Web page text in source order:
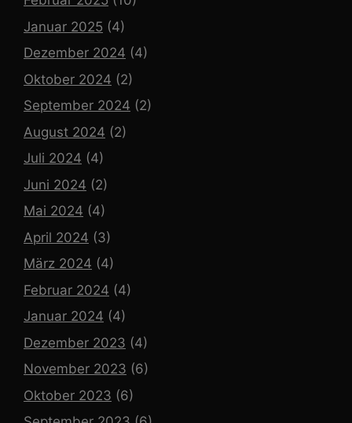
Januar 2025 (4)
Dezember 2024 (4)
Oktober 2024 (2)
September 2024 (2)
August 2024 (2)
Juli 2024 (4)
Juni 2024 (2)
Mai 2024 (4)
April 2024 (3)
März 2024 (4)
Februar 2024 (4)
Januar 2024 (4)
Dezember 2023 (4)
November 2023 (6)
Oktober 2023 (6)